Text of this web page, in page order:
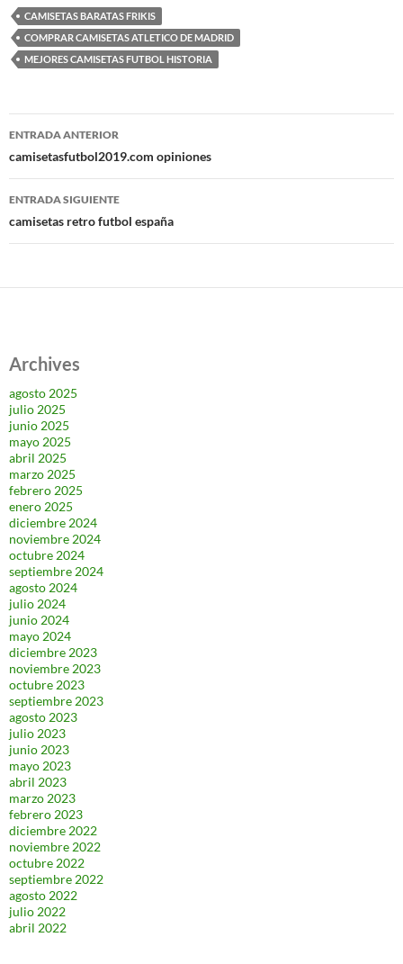
CAMISETAS BARATAS FRIKIS
COMPRAR CAMISETAS ATLETICO DE MADRID
MEJORES CAMISETAS FUTBOL HISTORIA
Navegación
de
entradas
ENTRADA ANTERIOR
camisetasfutbol2019.com opiniones
ENTRADA SIGUIENTE
camisetas retro futbol españa
Archives
agosto 2025
julio 2025
junio 2025
mayo 2025
abril 2025
marzo 2025
febrero 2025
enero 2025
diciembre 2024
noviembre 2024
octubre 2024
septiembre 2024
agosto 2024
julio 2024
junio 2024
mayo 2024
diciembre 2023
noviembre 2023
octubre 2023
septiembre 2023
agosto 2023
julio 2023
junio 2023
mayo 2023
abril 2023
marzo 2023
febrero 2023
diciembre 2022
noviembre 2022
octubre 2022
septiembre 2022
agosto 2022
julio 2022
abril 2022